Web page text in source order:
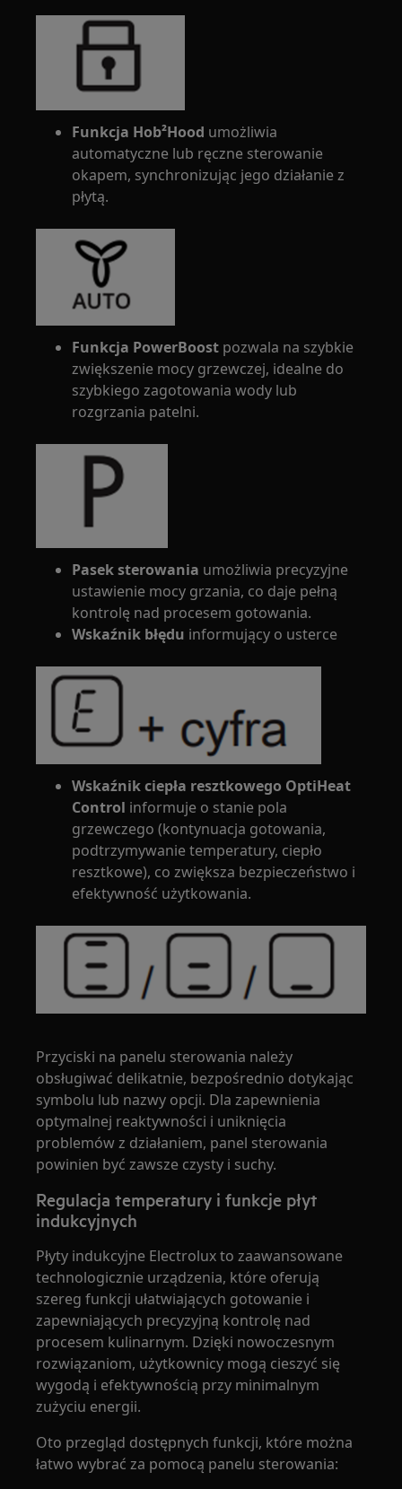
Funkcja Hob²Hood umożliwia
automatyczne lub ręczne sterowanie
okapem, synchronizując jego działanie z
płytą.
Funkcja PowerBoost pozwala na szybkie
zwiększenie mocy grzewczej, idealne do
szybkiego zagotowania wody lub
rozgrzania patelni.
Pasek sterowania umożliwia precyzyjne
ustawienie mocy grzania, co daje pełną
kontrolę nad procesem gotowania.
Wskaźnik błędu informujący o usterce
Wskaźnik ciepła resztkowego OptiHeat
Control informuje o stanie pola
grzewczego (kontynuacja gotowania,
podtrzymywanie temperatury, ciepło
resztkowe), co zwiększa bezpieczeństwo i
efektywność użytkowania.
Przyciski na panelu sterowania należy
obsługiwać delikatnie, bezpośrednio dotykając
symbolu lub nazwy opcji. Dla zapewnienia
optymalnej reaktywności i uniknięcia
problemów z działaniem, panel sterowania
powinien być zawsze czysty i suchy.
Regulacja temperatury i funkcje płyt
indukcyjnych
Płyty indukcyjne Electrolux to zaawansowane
technologicznie urządzenia, które oferują
szereg funkcji ułatwiających gotowanie i
zapewniających precyzyjną kontrolę nad
procesem kulinarnym. Dzięki nowoczesnym
rozwiązaniom, użytkownicy mogą cieszyć się
wygodą i efektywnością przy minimalnym
zużyciu energii.
Oto przegląd dostępnych funkcji, które można
łatwo wybrać za pomocą panelu sterowania: